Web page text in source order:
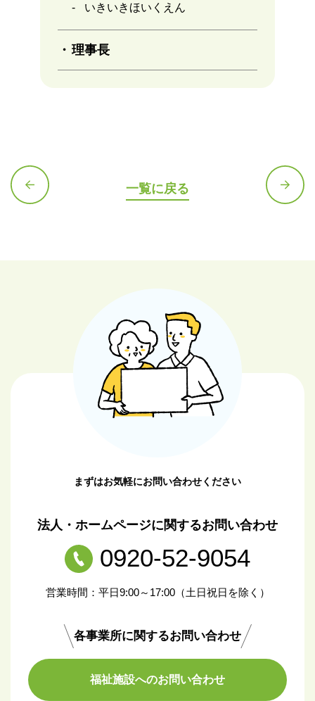
いきいきほいくえん
理事長
一覧に戻る
まずはお気軽にお問い合わせください
法人・ホームページに関するお問い合わせ
0920-52-9054
営業時間：平日9:00～17:00（土日祝日を除く）
各事業所に関するお問い合わせ
福祉施設へのお問い合わせ